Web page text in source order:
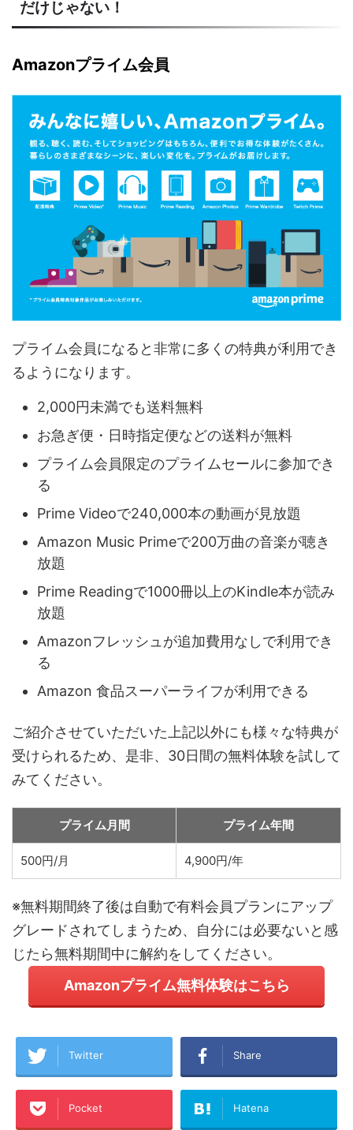
だけじゃない！
Amazonプライム会員
プライム会員になると非常に多くの特典が利用でき
るようになります。
2,000円未満でも送料無料
お急ぎ便・日時指定便などの送料が無料
プライム会員限定のプライムセールに参加でき
る
Prime Videoで240,000本の動画が見放題
Amazon Music Primeで200万曲の音楽が聴き
放題
Prime Readingで1000冊以上のKindle本が読み
放題
Amazonフレッシュが追加費用なしで利用でき
る
Amazon 食品スーパーライフが利用できる
ご紹介させていただいた上記以外にも様々な特典が
受けられるため、是非、30日間の無料体験を試して
みてください。
プライム月間 プライム年間
500円/月 4,900円/年
※無料期間終了後は自動で有料会員プランにアップ
グレードされてしまうため、自分には必要ないと感
じたら無料期間中に解約をしてください。
Amazonプライム無料体験はこちら
Twitter Share
Pocket Hatena